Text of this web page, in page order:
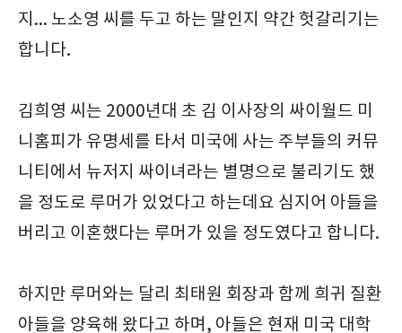
지... 노소영 씨를 두고 하는 말인지 약간 헛갈리기는
합니다.
김희영 씨는 2000년대 초 김 이사장의 싸이월드 미
니홈피가 유명세를 타서 미국에 사는 주부들의 커뮤
니티에서 뉴저지 싸이녀라는 별명으로 불리기도 했
을 정도로 루머가 있었다고 하는데요 심지어 아들을
버리고 이혼했다는 루머가 있을 정도였다고 합니다.
하지만 루머와는 달리 최태원 회장과 함께 희귀 질환
아들을 양육해 왔다고 하며, 아들은 현재 미국 대학